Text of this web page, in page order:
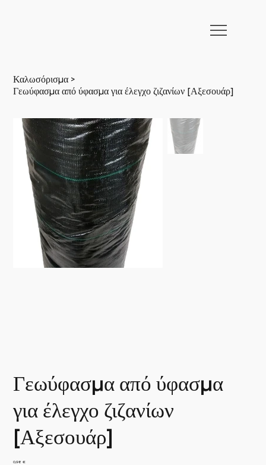
Καλωσόρισμα >
Γεωύφασμα από ύφασμα για έλεγχο ζιζανίων [Αξεσουάρ]
Γεωύφασμα από ύφασμα
για έλεγχο ζιζανίων
[Αξεσουάρ]
Τιμή
0,98 €